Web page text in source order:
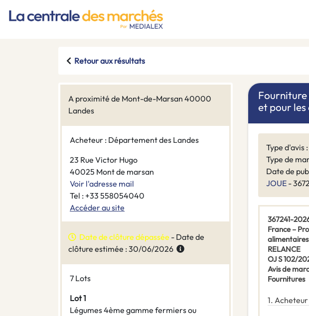
Retour aux résultats
A proximité de Mont-de-Marsan 40000
Landes
Acheteur : Département des Landes
23 Rue Victor Hugo
40025 Mont de marsan
Voir l'adresse mail
Tel : +33 558054040
Accéder au site
Date de clôture dépassée - Date de
clôture estimée : 30/06/2026
7 Lots
Lot 1
Légumes 4ème gamme fermiers ou
Fourniture
et pour les
Type d'avis
Type de
Date de
JOUE -
367241-
France –
RELANCE
OJ S 102/
Avis de
Fournitures
1. Acheteur